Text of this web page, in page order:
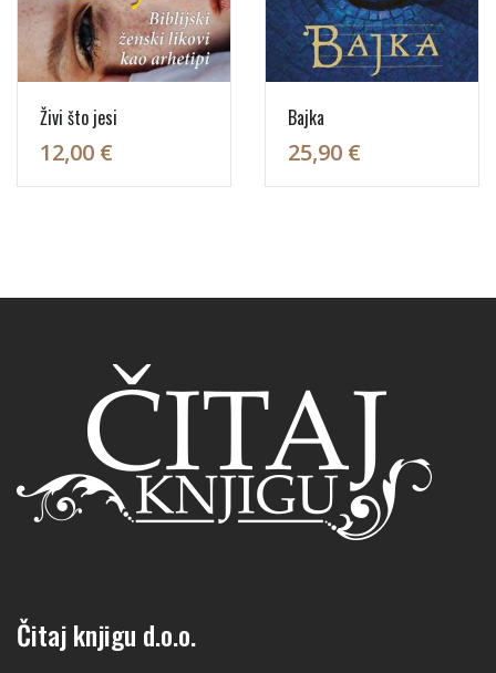
Živi što jesi
12,00 €
Bajka
25,90 €
Čitaj knjigu d.o.o.